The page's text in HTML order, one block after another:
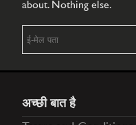
about. Nothing else.
अच्छी बात है